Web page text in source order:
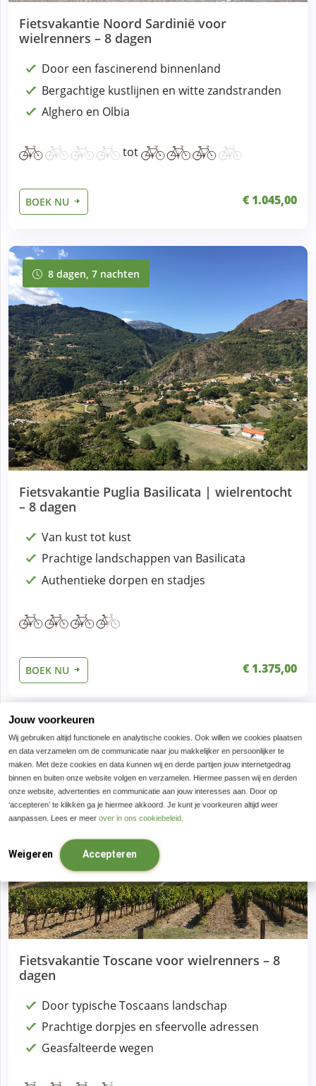
Jouw voorkeuren
Wij gebruiken altijd functionele en analytische cookies. Ook willen we cookies plaatsen
en data verzamelen om de communicatie naar jou makkelijker en persoonlijker te
maken. Met deze cookies en data kunnen wij en derde partijen jouw internetgedrag
binnen en buiten onze website volgen en verzamelen. Hiermee passen wij en derden
onze website, advertenties en communicatie aan jouw interesses aan. Door op
‘accepteren’ te klikken ga je hiermee akkoord. Je kunt je voorkeuren altijd weer
aanpassen. Lees er meer over in ons cookiebeleid.
Weigeren Accepteren
Fietsvakantie Noord Sardinië voor
wielrenners – 8 dagen
Door een fascinerend binnenland
Bergachtige kustlijnen en witte zandstranden
Alghero en Olbia
tot
BOEK NU € 1.045,00
8 dagen, 7 nachten
8 dagen, 7 nachten
Fietsvakantie Puglia Basilicata | wielrentocht
– 8 dagen
Van kust tot kust
Prachtige landschappen van Basilicata
Authentieke dorpen en stadjes
BOEK NU € 1.375,00
8 dagen, 7 nachten
8 dagen, 7 nachten
Fietsvakantie Toscane voor wielrenners – 8
dagen
Door typische Toscaans landschap
Prachtige dorpjes en sfeervolle adressen
Geasfalteerde wegen